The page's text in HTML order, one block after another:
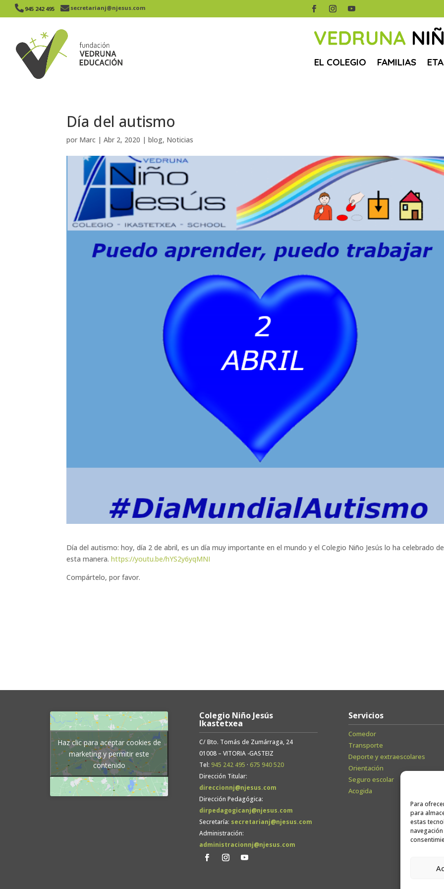
Para
para
estas
 945 242 495​  secretarianj@njesus.com
EL COLEGIO FAMILIAS
Día del autismo
por Marc |Abr 2, 2020 |blog, Noticias
Día del autismo: hoy, día 2 de abril, es un día muy importante en el mundo y el Colegio Niño Jesús lo ha celebrado de
esta manera.https://youtu.be/hYS2y6yqMNI
Compártelo, por favor.
Haz clic para aceptar cookies de
marketing y permitir este
contenido
Colegio Niño Jesús
Ikastetxea
C/ Bto. Tomás de Zumárraga, 24
01008 – VITORIA -GASTEIZ
Tel: 945 242 495 · 675 940 520
Dirección Titular:
direccionnj@njesus.com
Dirección Pedagógica:
dirpedagogicanj@njesus.com
Secretaría: secretarianj@njesus.com
Administración:
administracionnj@njesus.com
Servicios
Comedor
Transporte
Deporte y extraescolares
Orientación
Seguro escolar
Acogida